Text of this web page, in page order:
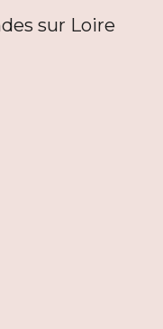
sur Loire